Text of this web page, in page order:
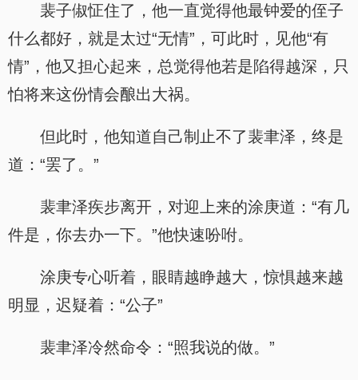
裴子俶怔住了，他一直觉得他最钟爱的侄子
什么都好，就是太过“无情”，可此时，见他“有
情”，他又担心起来，总觉得他若是陷得越深，只
怕将来这份情会酿出大祸。
但此时，他知道自己制止不了裴聿泽，终是
道：“罢了。”
裴聿泽疾步离开，对迎上来的涂庚道：“有几
件是，你去办一下。”他快速吩咐。
涂庚专心听着，眼睛越睁越大，惊惧越来越
明显，迟疑着：“公子”
裴聿泽冷然命令：“照我说的做。”